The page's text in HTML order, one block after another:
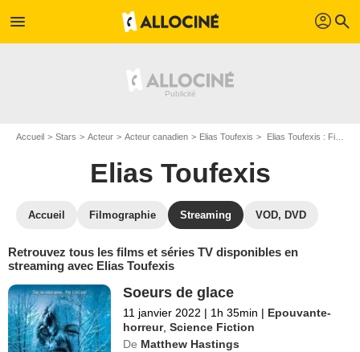
menu profil search
Accueil Stars Acteur Acteur canadien Elias Toufexis Elias Toufexis : Films et séries online
Elias Toufexis
Accueil Filmographie Streaming VOD, DVD
Retrouvez tous les films et séries TV disponibles en
streaming avec Elias Toufexis
Soeurs de glace
11 janvier 2022 | 1h 35min | Epouvante-
horreur,Science Fiction
De Matthew Hastings